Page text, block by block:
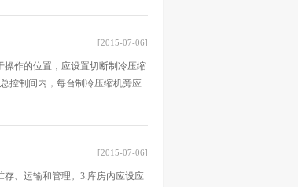
[2015-07-06]
操作的位置，应设置切断制冷压缩
控制间内，每台制冷压缩机旁应
[2015-07-06]
、运输和管理。3.库房内应设应